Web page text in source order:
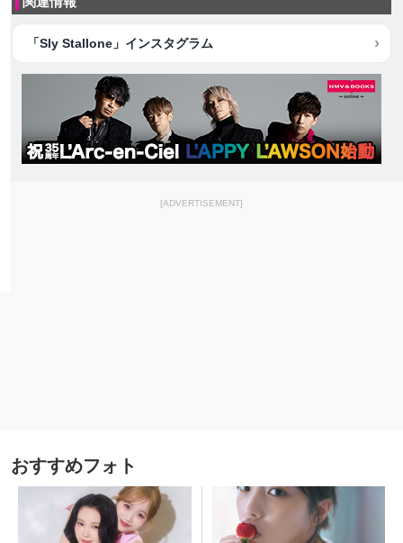
「Sly Stallone」インスタグラム
[ADVERTISEMENT]
おすすめフォト